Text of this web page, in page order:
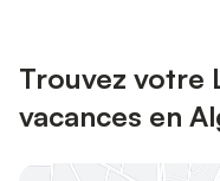
Trouvez votre
vacances en